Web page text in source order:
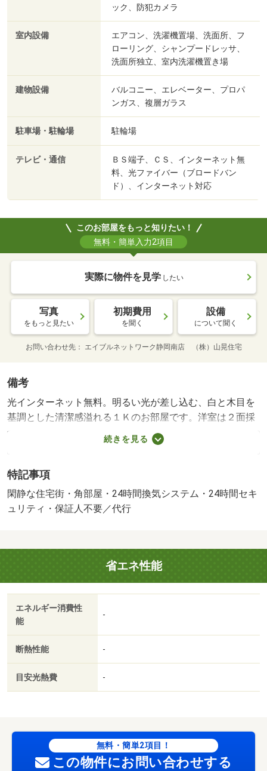
ック、防犯カメラ
室内設備
エアコン、洗濯機置場、洗面所、フ
ローリング、シャンプードレッサ、
洗面所独立、室内洗濯機置き場
建物設備
バルコニー、エレベーター、プロパ
ンガス、複層ガラス
駐車場・駐輪場 駐輪場
テレビ・通信
ＢＳ端子、ＣＳ、インターネット無
料、光ファイバー（ブロードバン
ド）、インターネット対応
このお部屋をもっと知りたい！
無料・簡単入力2項目
実際に物件を見学 したい
写真
をもっと見たい
初期費用
を聞く
設備
について聞く
お問い合わせ先 エイブルネットワーク静岡南店 （株）山晃住宅
備考
光インターネット無料。明るい光が差し込む、白と木目を
基調とした清潔感溢れる１Ｋのお部屋です。洋室は２面採
光で風通しも良く、収納やエアコンも完備。２口ガスコン
ロ付きのキッチン、独立洗面台、浴室乾燥機、温水洗浄便
１．５ヶ月・更新料１ヶ月。※ＨＥＩＳＥＩ住まいるパッ
ク対象外。エイブルネットワーク静岡南店は、駿河区を中
心に、葵区・清水区又焼津・藤枝市と多数取り扱いをして
りますので、お車でも、電車でもお気軽にお立ち寄りくだ
さい。静岡南店のスタッフは社歴が長く物件を熟知してい
るので、きっとあなたのお力になれます！条件交渉はお気
軽にスタッフまでお申し付けください！・賃貸保証等：加
入要（基本保証料／家賃等総額５０％、月次保証料／家賃
等総額２％）・光インターネット無料。白と木目を基調と
収納やエアコンも完備。２口ガスコンロ付きのキッチン、
独立洗面台、浴室乾燥機、温水洗浄便座など設備が充
実。・駐輪場：有/ＨＥＩＳＥＩ住まいるパック料 88000
続きを見る
特記事項
閑静な住宅街・角部屋・24時間換気システム・24時間セキ
ュリティ・保証人不要／代行
省エネ性能
エネルギー消費性
能
-
断熱性能 -
目安光熱費 -
無料・簡単2項目！
この物件にお問い合わせする